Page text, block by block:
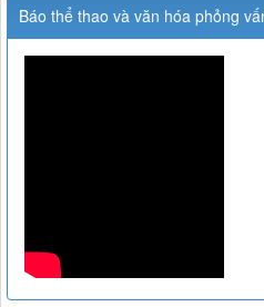
Báo thể thao và văn hóa phỏng